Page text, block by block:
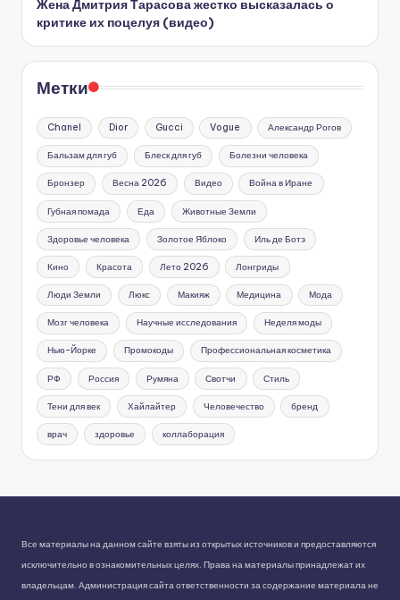
Жена Дмитрия Тарасова жестко высказалась о
критике их поцелуя (видео)
Метки
Chanel Dior Gucci Vogue Александр Рогов
Бальзам для губ Блеск для губ Болезни человека
Бронзер Весна 2026 Видео Война в Иране
Губная помада Еда Животные Земли
Здоровье человека Золотое Яблоко Иль де Ботэ
Кино Красота Лето 2026 Лонгриды
Люди Земли Люкс Макияж Медицина Мода
Мозг человека Научные исследования Неделя моды
Нью-Йорке Промокоды Профессиональная косметика
РФ Россия Румяна Свотчи Стиль
Тени для век Хайлайтер Человечество бренд
врач здоровье коллаборация
Все материалы на данном сайте взяты из открытых источников и предоставляются
исключительно в ознакомительных целях. Права на материалы принадлежат их
владельцам. Администрация сайта ответственности за содержание материала не